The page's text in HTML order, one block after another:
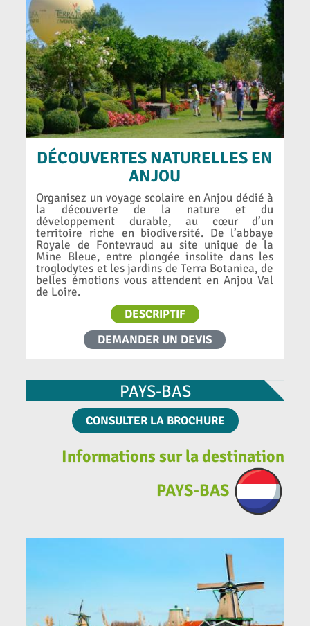
DÉCOUVERTES NATURELLES EN
ANJOU
Organisez un voyage scolaire en Anjou dédié à
la découverte de la nature et du
développement durable, au cœur d’un
territoire riche en biodiversité. De l’abbaye
Royale de Fontevraud au site unique de la
Mine Bleue, entre plongée insolite dans les
troglodytes et les jardins de Terra Botanica, de
belles émotions vous attendent en Anjou Val
de Loire.
DESCRIPTIF
DEMANDER UN DEVIS
PAYS-BAS
CONSULTER LA BROCHURE
Informations sur la destination
PAYS-BAS